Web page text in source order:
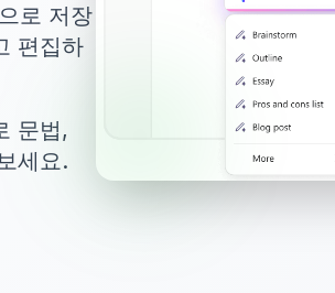
로 저장
편집하
문법,
세요.